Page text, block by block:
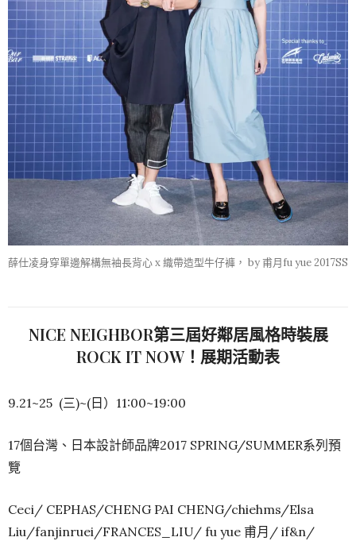
薛仕凌身穿單邊解構無袖長背心 x 織帶造型牛仔褲， by 甫月fu yue 2017SS
NICE NEIGHBOR第三屆好鄰居風格時裝展
ROCK IT NOW！展期活動表
9.21~25 (三)~(日）11:00~19:00
17個台灣、日本設計師品牌2017 SPRING/SUMMER系列預
覽
Ceci/ CEPHAS/CHENG PAI CHENG/chiehms/Elsa
Liu/fanjinruei/FRANCES_LIU/ fu yue 甫月/ if&n/